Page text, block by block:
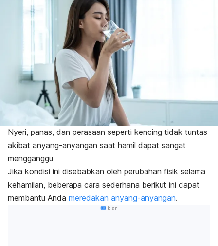
Nyeri, panas, dan perasaan seperti kencing tidak tuntas
akibat anyang-anyangan saat hamil dapat sangat
mengganggu.
Jika kondisi ini disebabkan oleh perubahan fisik selama
kehamilan, beberapa cara sederhana berikut ini dapat
membantu Anda meredakan anyang-anyangan.
Iklan